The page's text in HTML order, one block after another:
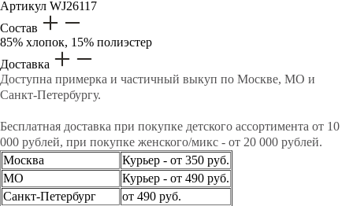
Артикул WJ26117
Состав
85% хлопок, 15% полиэстер
Доставка
Доступна примерка и частичный выкуп по Москве, МО и
Санкт-Петербургу.
Бесплатная доставка при покупке детского ассортимента от 10
000 рублей, при покупке женского/микс - от 20 000 рублей.
Москва
Курьер - от 350 руб.
МО
Курьер - от 490 руб.
Санкт-Петербург
от 490 руб.